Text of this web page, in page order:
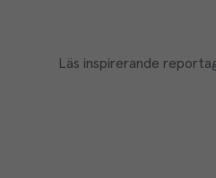
Läs inspirerande